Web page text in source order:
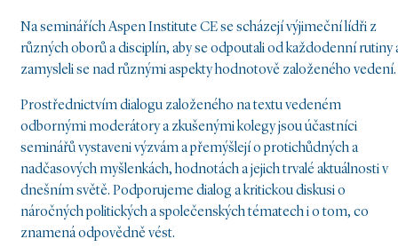
Na seminářích Aspen Institute CE se scházejí výjimeční lídři z
různých oborů a disciplín, aby se odpoutali od každodenní rutiny
zamysleli se nad různými aspekty hodnotově založeného vedení.
Prostřednictvím dialogu založeného na textu vedeném
odbornými moderátory a zkušenými kolegy jsou účastníci
seminářů vystaveni výzvám a přemýšlejí o protichůdných a
nadčasových myšlenkách, hodnotách a jejich trvalé aktuálnosti v
dnešním světě. Podporujeme dialog a kritickou diskusi o
náročných politických a společenských tématech i o tom, co
znamená odpovědně vést.